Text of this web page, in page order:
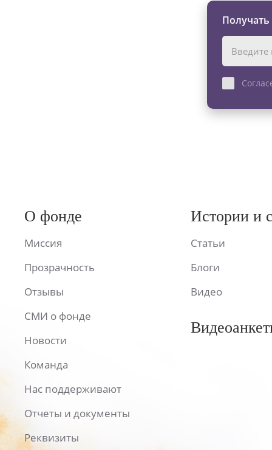
О фонде
Миссия
Прозрачность
Отзывы
СМИ о фонде
Новости
Команда
Нас поддерживают
Отчеты и документы
Реквизиты
Истории и
Статьи
Блоги
Видео